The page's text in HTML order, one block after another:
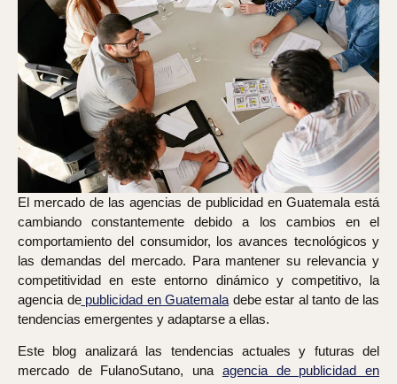
El mercado de las agencias de publicidad en Guatemala está
cambiando constantemente debido a los cambios en el
comportamiento del consumidor, los avances tecnológicos y
las demandas del mercado. Para mantener su relevancia y
competitividad en este entorno dinámico y competitivo, la
agencia de publicidad en Guatemala debe estar al tanto de las
tendencias emergentes y adaptarse a ellas.
Este blog analizará las tendencias actuales y futuras del
mercado de FulanoSutano, una agencia de publicidad en